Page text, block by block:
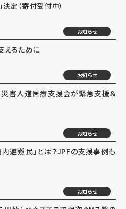
定（寄付受付中）
お知らせ
えるために
お知らせ
害人道医療支援会が緊急支援＆
お知らせ
内避難民」とは？JPFの支援事例も
お知らせ